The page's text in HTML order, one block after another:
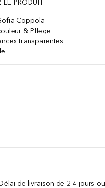
LE PRODUIT
Coppola
& Pflege
transparentes
de livraison de 2-4 jours